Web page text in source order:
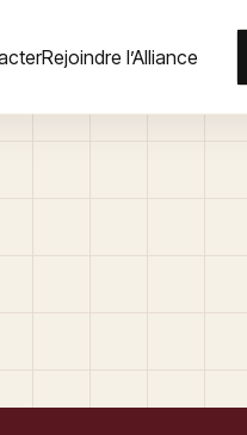
Rejoindre l’Alliance